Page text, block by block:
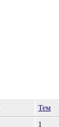
Тем
1